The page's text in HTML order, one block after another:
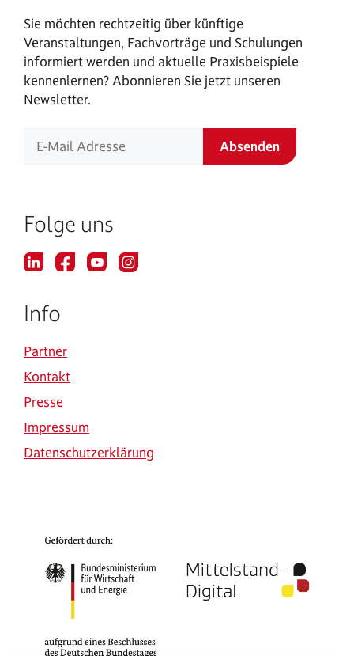
Sie möchten rechtzeitig über künftige
Veranstaltungen, Fachvorträge und Schulungen
informiert werden und aktuelle Praxisbeispiele
kennenlernen? Abonnieren Sie jetzt unseren
Newsletter.
Folge uns
Info
Partner
Kontakt
Presse
Impressum
Datenschutzerklärung